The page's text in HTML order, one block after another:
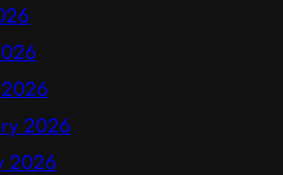
2026
2026